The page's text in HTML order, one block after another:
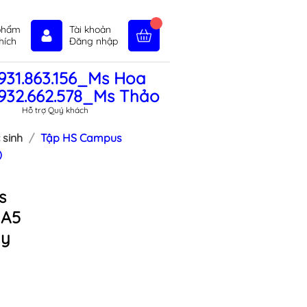
Tài khoản
Đăng nhập
tức Liên hệ Chính sách
Hoa
Thảo
Hỗ trợ Quý khách
Tập HS Campus